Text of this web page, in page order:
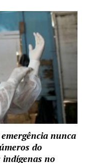
nunca
do
no